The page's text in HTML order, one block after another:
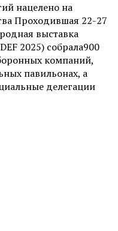
нацелено на
Проходившая 22-27
выставка
2025) собрала900
компаний,
павильонах, а
делегации